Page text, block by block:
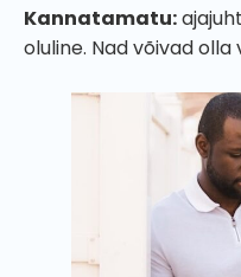
Kannatamatu:
oluline. Nad võivad